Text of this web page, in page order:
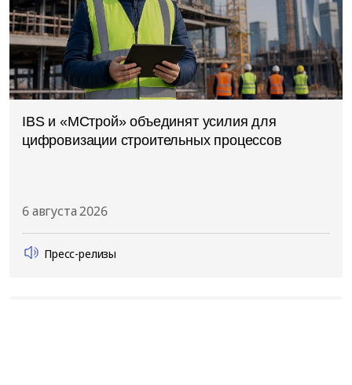
IBS и «МСтрой» объединят усилия для
цифровизации строительных процессов
6 августа 2026
Пресс-релизы